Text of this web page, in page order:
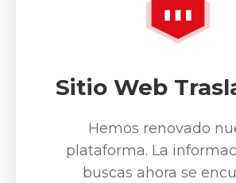
Sitio Web
Hemos renovado
plataforma. La
buscas ahora se